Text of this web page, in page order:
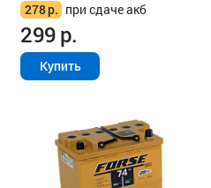
278р. при сдаче акб
299р.
Купить